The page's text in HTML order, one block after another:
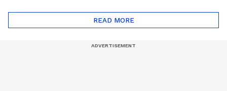
Eco Marathon 2025
READ MORE